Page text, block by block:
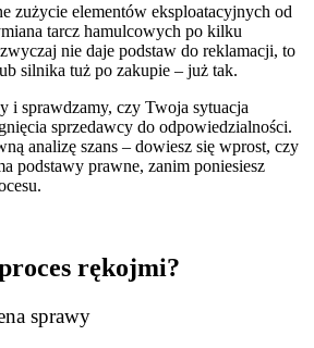
zużycie elementów eksploatacyjnych od
tarcz hamulcowych po kilku
nie daje podstaw do reklamacji, to
silnika tuż po zakupie – już tak.
i sprawdzamy, czy Twoja sytuacja
sprzedawcy do odpowiedzialności.
analizę szans – dowiesz się wprost, czy
podstawy prawne, zanim poniesiesz
rękojmi?
sprawy